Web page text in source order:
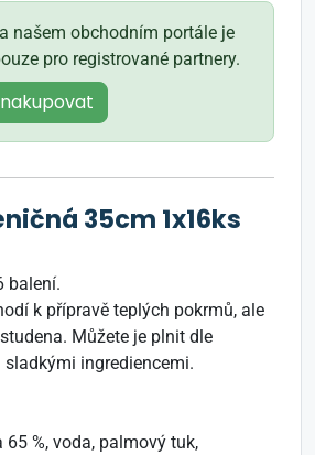
našem obchodním portále je
pro registrované partnery.
35cm 1x16ks
balení.
k přípravě teplých pokrmů, ale
Můžete je plnit dle
ingrediencemi.
65 %, voda, palmový tuk,